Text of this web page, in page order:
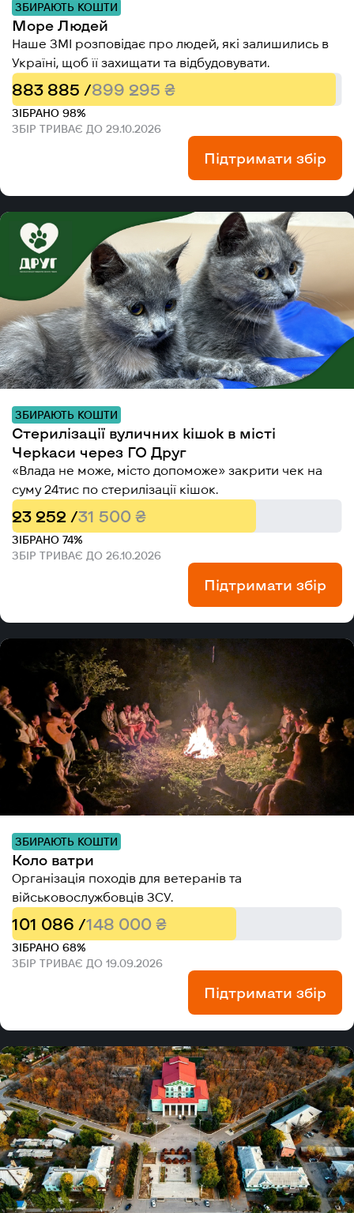
ЗБИРАЮТЬ КОШТИ
Море Людей
Наше ЗМІ розповідає про людей, які залишились в
Україні, щоб її захищати та відбудовувати.
883 885 /899 295 ₴
ЗІБРАНО 98%
ЗБІР ТРИВАЄ ДО 29.10.2026
Підтримати збір
ЗБИРАЮТЬ КОШТИ
Стерилізації вуличних кішок в місті
Черкаси через ГО Друг
«Влада не може, місто допоможе» закрити чек на
суму 24тис по стерилізації кішок.
23 252 /31 500 ₴
ЗІБРАНО 74%
ЗБІР ТРИВАЄ ДО 26.10.2026
Підтримати збір
ЗБИРАЮТЬ КОШТИ
Коло ватри
Організація походів для ветеранів та
військовослужбовців ЗСУ.
101 086 /148 000 ₴
ЗІБРАНО 68%
ЗБІР ТРИВАЄ ДО 19.09.2026
Підтримати збір